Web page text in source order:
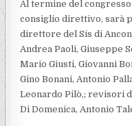
Al termine del congresso
consiglio direttivo, sarà
direttore del Sis di
Andrea Paoli, Giuseppe
Mario Giusti, Giovanni
Gino Bonani, Antonio
Leonardo Pilò,; revisori
Di Domenica, Antonio